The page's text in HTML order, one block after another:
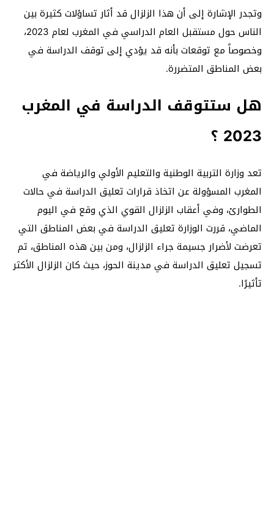
وتجدر الإشارة إلى أن هذا الزلزال قد أثار تساؤلات كثيرة بين
الناس حول مستقبل العام الدراسي في المغرب لعام 2023،
وخصوصاً مع توقعات بأنه قد يؤدي إلى توقف الدراسة في
بعض المناطق المتضررة.
هل ستتوقف الدراسة في المغرب
2023 ؟
تعد وزارة التربية الوطنية والتعليم الأولي والرياضة في
المغرب المسؤولة عن اتخاذ قرارات تعليق الدراسة في حالات
الطوارئ، وفي أعقاب الزلزال القوي الذي وقع في اليوم
الماضي، قررت الوزارة تعليق الدراسة في بعض المناطق التي
تعرضت لأضرار جسيمة جراء الزلزال، ومن بين هذه المناطق، تم
تسجيل تعليق الدراسة في مدينة الحوز، حيث كان الزلزال الأكثر
تأثيرًا.